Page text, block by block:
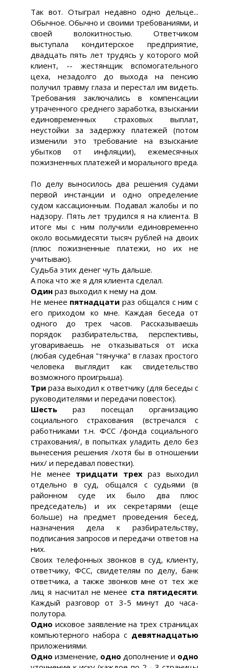
Так вот. Отыграл недавно одно дельце...
Обычное. Обычно и своими требованиями, и
своей волокитностью. Ответчиком
выступала кондитерское предприятие,
двадцать пять лет трудясь у которого мой
клиент, -- жестянщик вспомогательного
цеха, незадолго до выхода на пенсию
получил травму глаза и перестал им видеть.
Требования заключались в компенсации
утраченного среднего заработка, взыскании
единовременных страховых выплат,
неустойки за задержку платежей (потом
изменили это требование на взыскание
убытков от инфляции), ежемесячных
пожизненных платежей и морального вреда.
По делу выносилось два решения судами
первой инстанции и одно определение
судом кассационным. Подавал жалобы и по
надзору. Пять лет трудился я на клиента. В
итоге мы с ним получили единовременно
около восьмидесяти тысяч рублей на двоих
(плюс пожизненные платежи, но их не
учитываю).
Судьба этих денег чуть дальше.
А пока что же я для клиента сделал.
Один раз выходил к нему на дом.
Не менее пятнадцати раз общался с ним с
его приходом ко мне. Каждая беседа от
одного до трех часов. Рассказываешь
порядок разбирательства, перспективы,
уговариваешь не отказываться от иска
(любая судебная "тянучка" в глазах простого
человека выглядит как свидетельство
возможного проигрыша).
Три раза выходил к ответчику (для беседы с
руководителями и передачи повесток).
Шесть раз посещал организацию
социального страхования (встречался с
работниками т.н. ФСС /фонда социального
страхования/, в попытках уладить дело без
вынесения решения /хотя бы в отношении
них/ и передавал повестки).
Не менее тридцати трехраз выходил
отдельно в суд, общался с судьями (в
районном суде их было два плюс
председатель) и их секретарями (еще
больше) на предмет проведения бесед,
назначения дела к разбирательству,
подписания запросов и передачи ответов на
них.
Своих телефонных звонков в суд, клиенту,
ответчику, ФСС, свидетелям по делу, банк
ответчика, а также звонков мне от тех же
лиц я насчитал не менее ста пятидесяти.
Каждый разговор от 3-5 минут до часа-
полутора.
Одно исковое заявление на трех страницах
компьютерного набора с девятнадцатью
приложениями.
Одно изменение, одно дополнение и одно